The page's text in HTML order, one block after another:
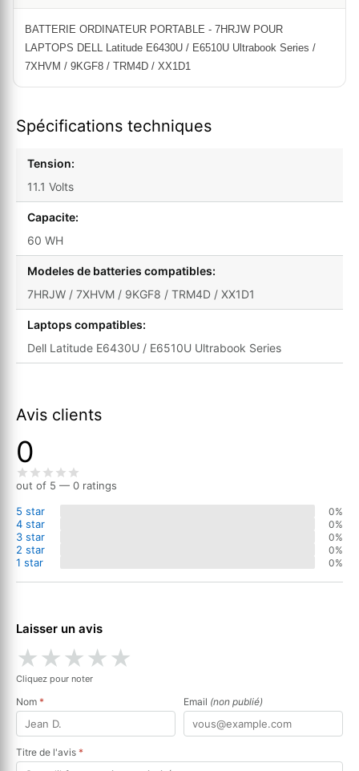
BATTERIE ORDINATEUR PORTABLE - 7HRJW POUR
LAPTOPS DELL Latitude E6430U / E6510U Ultrabook Series /
7XHVM / 9KGF8 / TRM4D / XX1D1
Spécifications techniques
Tension:
11.1 Volts
Capacite:
60 WH
Modeles de batteries compatibles:
7HRJW / 7XHVM / 9KGF8 / TRM4D / XX1D1
Laptops compatibles:
Dell Latitude E6430U / E6510U Ultrabook Series
Avis clients
0
out of 5 — 0 ratings
5 star
0%
4 star 0%
3 star 0%
2 star 0%
1 star 0%
Laisser un avis
★★★★★
Cliquez pour noter
Nom * Email (non publié)
Titre de l'avis *